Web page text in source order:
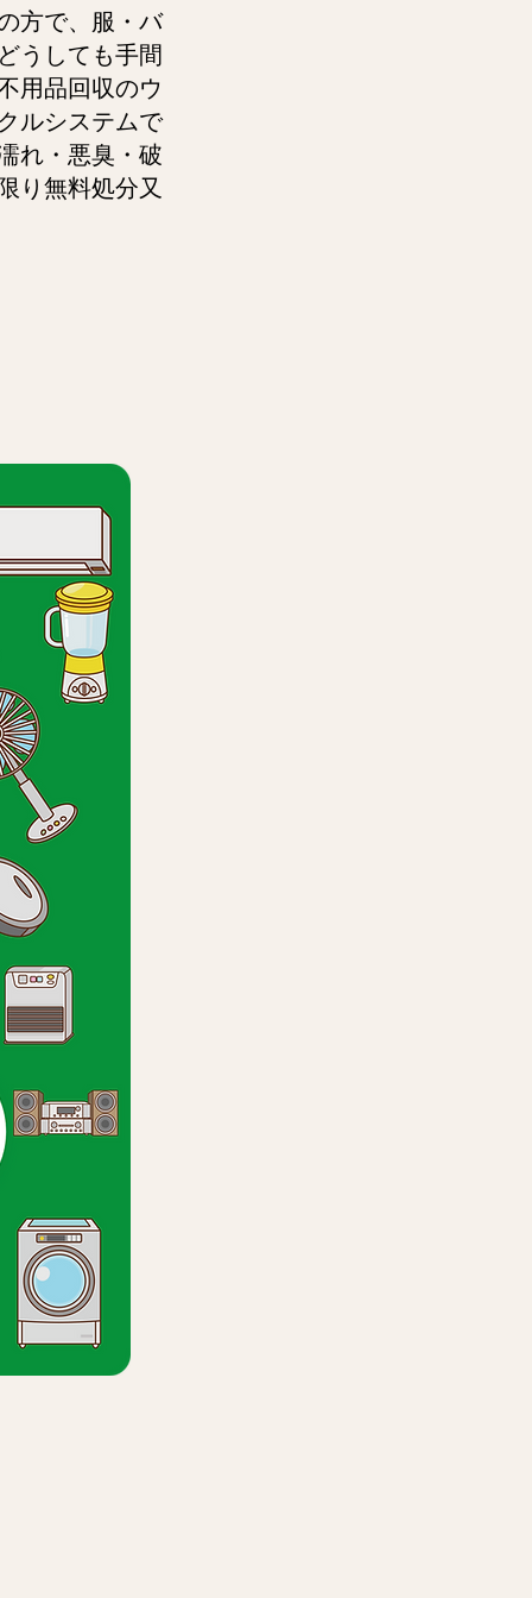
方で、服・バ
うしても手間
用品回収のウ
ルシステムで
れ・悪臭・破
り無料処分又